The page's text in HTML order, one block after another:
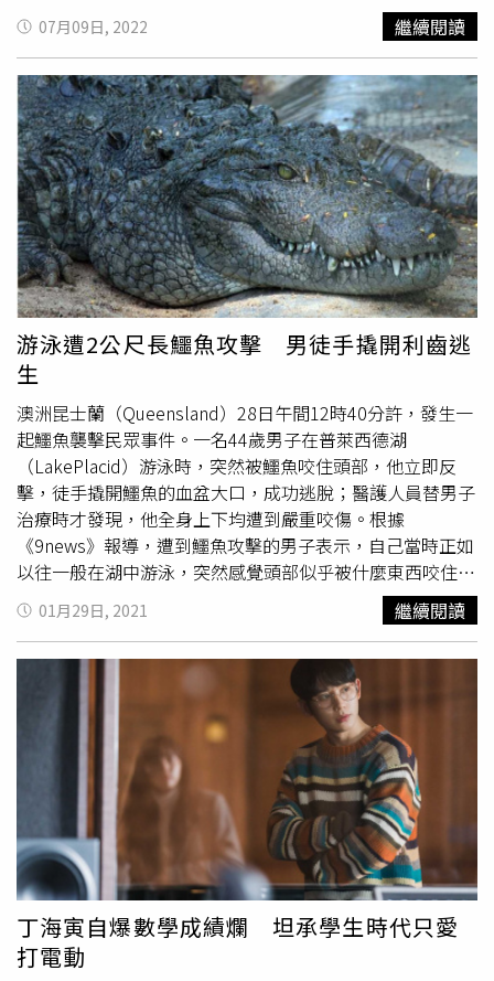
神木因被白蟻蛀蝕嚴重，專家學者之前就有預期，他將盡可
能將原木處理後，矗立在原地成為谷關的精神象徵。谷關神
木谷飯店圍牆內的「五葉松神木」，為台中市谷關地區的知
名地標，已有千年歷史，樹圍需由約5至6人才可環抱，高度
約36公尺、約12層樓高；很多投宿民眾都會專程前往吸取
天地靈氣及芬多精。羅進洲表示，該「五葉松神木」主幹遭
白蟻蛀蝕約2／3，日前植物專家就預期有倒塌之虞，可能因
連日的豪大雨主幹重心偏移，加上枝幹茂密等，方於今天上
午11時許，從頭部應聲斷裂，橫躺在十文溪上，造成一旁神
木谷飯店的多間客房玻璃及欄杆受損。羅進洲強調，他將盡
可能將神木的主幹等予以保存，經乾燥處理後矗立在原地，
終究該株五葉松神木是谷關的精神象徵。
07月09日, 2022 繼續閱讀
游泳遭2公尺長鱷魚攻擊 男徒手撬開利齒逃
生
澳洲昆士蘭（Queensland）28日午間12時40分許，發生一
起鱷魚襲擊民眾事件。一名44歲男子在普萊西德湖
（LakePlacid）游泳時，突然被鱷魚咬住頭部，他立即反
擊，徒手撬開鱷魚的血盆大口，成功逃脫；醫護人員替男子
治療時才發現，他全身上下均遭到嚴重咬傷。根據
《9news》報導，遭到鱷魚攻擊的男子表示，自己當時正如
以往一般在湖中游泳，突然感覺頭部似乎被什麼東西咬住，
急忙用雙手撬開，才發現攻擊自己的是一隻鱷魚。醫護人員
斯威尼（Paul Sweeney）說道，男子就醫時頭部有著嚇人
的穿刺傷，但他仍顯得相當鎮定，「他跟我們說，自己用手
撬開鱷魚的嘴，結果鱷魚發狠把嘴巴閉上時夾到他的手，幸
好手沒有被咬斷或是骨折；而傷口差幾公分就是動脈，他真
的非常幸運。」斯威尼說道，遭到襲擊的男子告知他們，自
己經常前往普萊西德湖游泳，他預估攻擊自己的那條鱷魚大
約有1.4公尺至2公尺長。目前，昆士蘭環境局已派遣一批由
植物專家
組成的團隊，前往當地進行調查，準備找出
那頭攻擊人的鱷魚，避免有民眾再度遭襲。
01月29日, 2021 繼續閱讀
丁海寅自爆數學成績爛 坦承學生時代只愛
打電動